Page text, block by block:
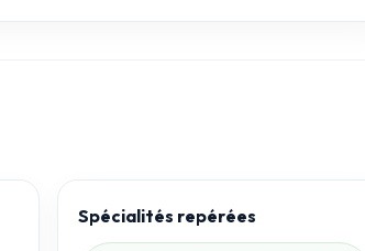
Spécialités repérées